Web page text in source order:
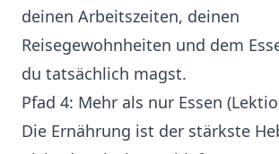
deinen Arbeitszeiten, deinen
Reisegewohnheiten und dem
du tatsächlich magst.
Pfad 4: Mehr als nur Essen
Die Ernährung ist der stärkste